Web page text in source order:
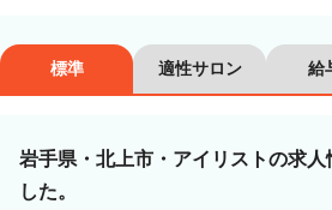
沿線・駅を選択 市区町村を選択
北上市
標準 適性サロン 給
岩手県・北上市・アイリストの求人
した。